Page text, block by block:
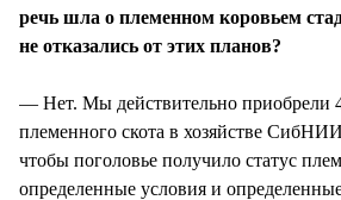
речь шла о племенном коровьем
не отказались от этих планов?
— Нет. Мы действительно приобрели
племенного скота в хозяйстве
чтобы поголовье получило статус
определенные условия и